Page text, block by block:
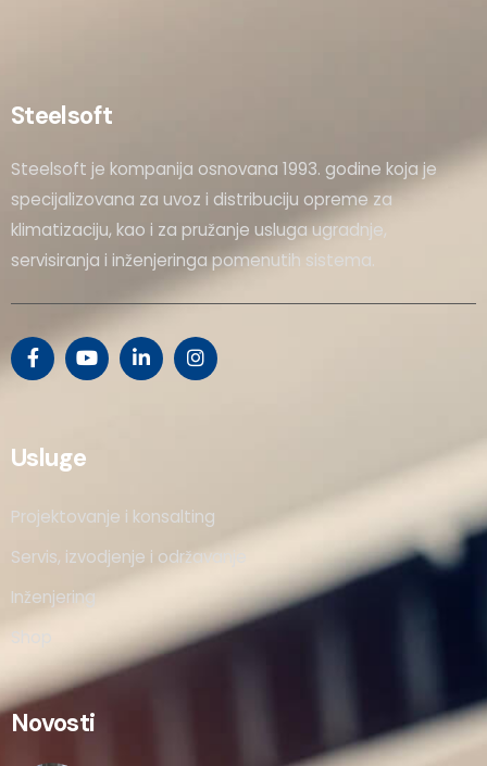
Steelsoft
Steelsoft je kompanija osnovana 1993. godine koja je
specijalizovana za uvoz i distribuciju opreme za
klimatizaciju, kao i za pružanje usluga ugradnje,
servisiranja i inženjeringa pomenutih sistema.
Usluge
Projektovanje i konsalting
Servis, izvodjenje i održavanje
Inženjering
Shop
Novosti